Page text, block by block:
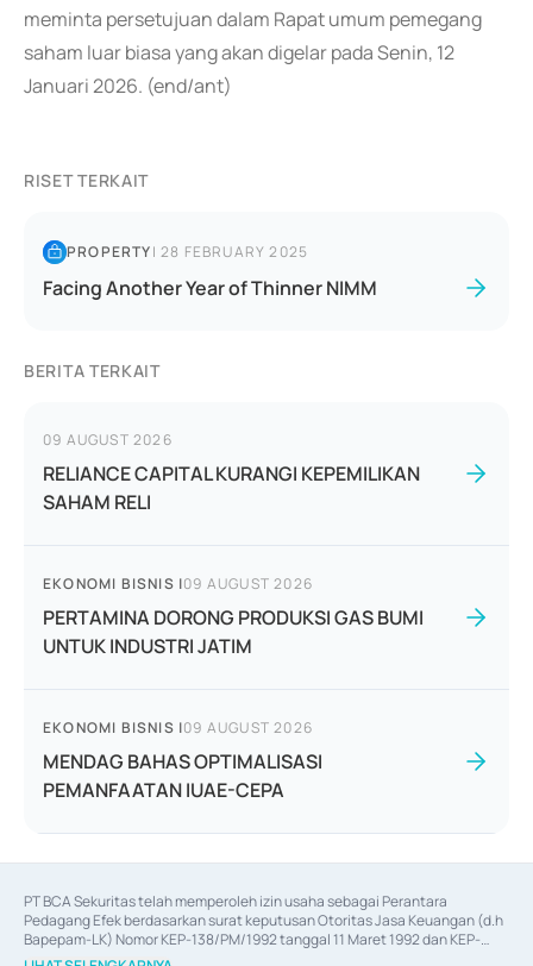
meminta persetujuan dalam Rapat umum pemegang
saham luar biasa yang akan digelar pada Senin, 12
Januari 2026. (end/ant)
RISET TERKAIT
PROPERTY|28 FEBRUARY 2025
Facing Another Year of Thinner NIMM
BERITA TERKAIT
09 AUGUST 2026
RELIANCE CAPITAL KURANGI KEPEMILIKAN
SAHAM RELI
EKONOMI BISNIS |09 AUGUST 2026
PERTAMINA DORONG PRODUKSI GAS BUMI
UNTUK INDUSTRI JATIM
EKONOMI BISNIS |09 AUGUST 2026
MENDAG BAHAS OPTIMALISASI
PEMANFAATAN IUAE-CEPA
PT BCA Sekuritas telah memperoleh izin usaha sebagai Perantara
Pedagang Efek berdasarkan surat keputusan Otoritas Jasa Keuangan (d.h
Bapepam-LK) Nomor KEP-138/PM/1992 tanggal 11 Maret 1992 dan KEP-
06/D.04/2014 tanggal 28 Februari 2014, izin usaha sebagai Penjamin Emisi